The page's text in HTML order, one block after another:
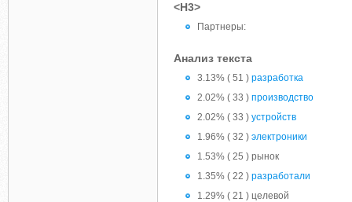
<H3>
Партнеры:
Анализ текста
3.13% ( 51 ) разработка
2.02% ( 33 ) производство
2.02% ( 33 ) устройств
1.96% ( 32 ) электроники
1.53% ( 25 ) рынок
1.35% ( 22 ) разработали
1.29% ( 21 ) целевой